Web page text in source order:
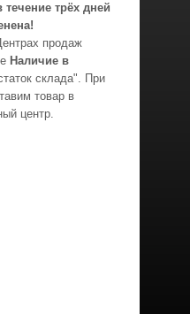
трёх дней
продаж
Наличие в
склада". При
товар в
центр.